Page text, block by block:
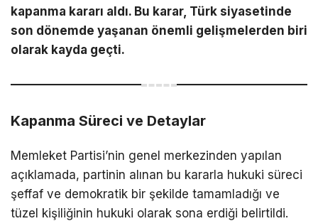
kapanma kararı aldı. Bu karar, Türk siyasetinde
son dönemde yaşanan önemli gelişmelerden biri
olarak kayda geçti.
Kapanma Süreci ve Detaylar
Memleket Partisi’nin genel merkezinden yapılan
açıklamada, partinin alınan bu kararla hukuki süreci
şeffaf ve demokratik bir şekilde tamamladığı ve
tüzel kişiliğinin hukuki olarak sona erdiği belirtildi.